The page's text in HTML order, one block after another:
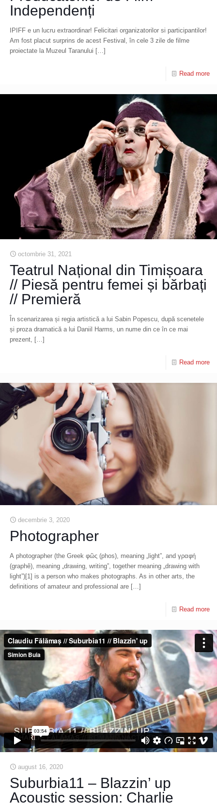
Independenți
IPIFF e un lucru extraordinar! Felicitari organizatorilor si participantilor!
Am fost placut surprins de acest Festival, în cele 3 zile de filme
proiectate la Muzeul Taranului […]
Read more
octombrie 31, 2021
Teatrul Național din Timișoara
// Piesă pentru femei și bărbați
// Premieră
În scenarizarea și regia artistică a lui Sabin Popescu, după scenetele
și proza dramatică a lui Daniil Harms, un nume din ce în ce mai
prezent, […]
Read more
decembrie 3, 2020
Photographer
A photographer (the Greek φῶς (phos), meaning „light”, and γραφή
(graphê), meaning „drawing, writing”, together meaning „drawing with
light”)[1] is a person who makes photographs. As in other arts, the
definitions of amateur and professional are […]
Read more
august 16, 2020
Suburbia11 – Blazzin’ up
Acoustic session: Charlie